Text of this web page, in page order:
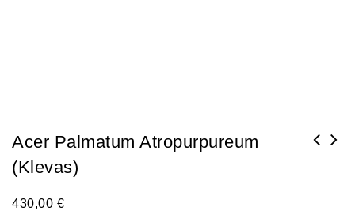
Acer Palmatum Atropurpureum
(Klevas)
430,00€